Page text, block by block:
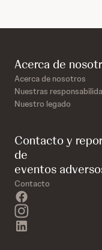
Acerca de
Acerca de nosotros
Nuestras
Nuestro legado
Contacto y
de
eventos
Contacto
instagram